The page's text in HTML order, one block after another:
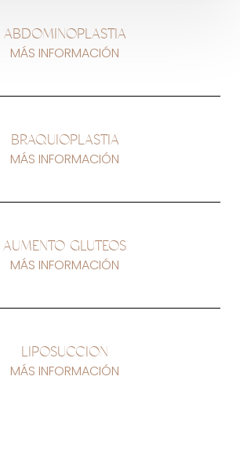
ABDOMINOPLASTIA
MÁS INFORMACIÓN
BRAQUIOPLASTIA
MÁS INFORMACIÓN
AUMENTO GLUTEOS
MÁS INFORMACIÓN
LIPOSUCCION
MÁS INFORMACIÓN